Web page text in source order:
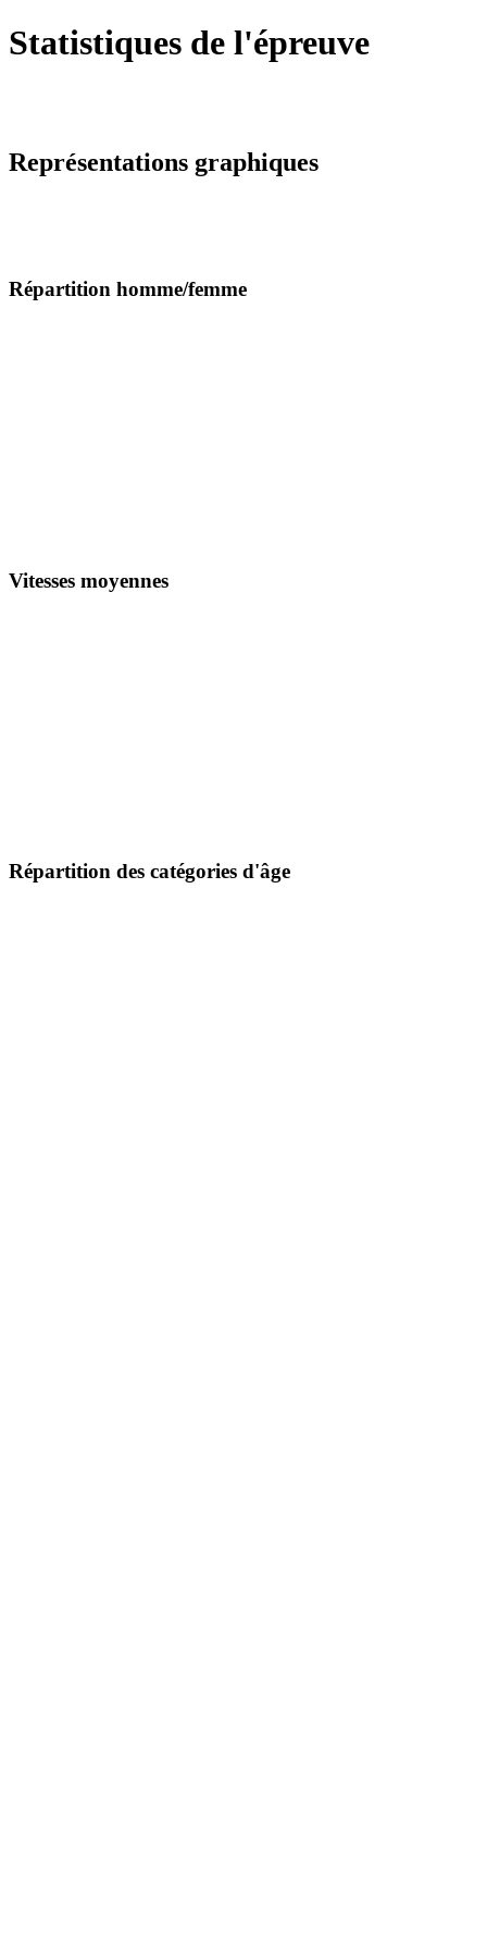
Statistiques de l'épreuve
Représentations graphiques
Répartition homme/femme
Vitesses moyennes
Répartition des catégories d'âge